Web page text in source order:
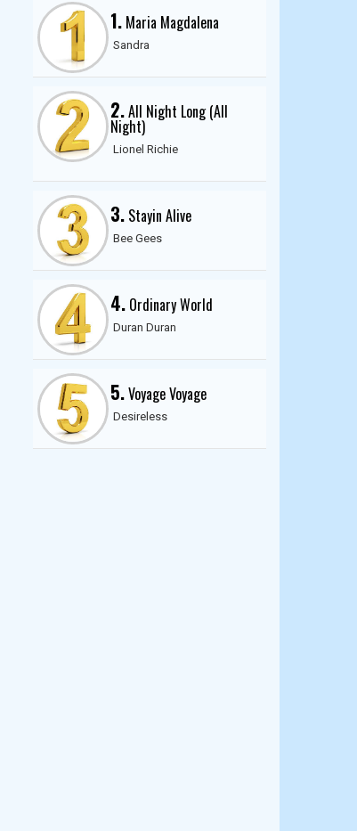
1.Maria Magdalena
Sandra
2.All Night Long (All
Night)
Lionel Richie
3.Stayin Alive
Bee Gees
4.Ordinary World
Duran Duran
5.Voyage Voyage
Desireless